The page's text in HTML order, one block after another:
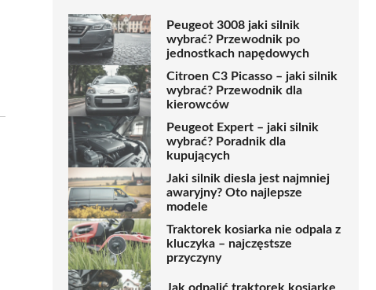
Peugeot 3008 jaki silnik
wybrać? Przewodnik po
jednostkach napędowych
Citroen C3 Picasso – jaki silnik
wybrać? Przewodnik dla
kierowców
Peugeot Expert – jaki silnik
wybrać? Poradnik dla
kupujących
Jaki silnik diesla jest najmniej
awaryjny? Oto najlepsze
modele
Traktorek kosiarka nie odpala z
kluczyka – najczęstsze
przyczyny